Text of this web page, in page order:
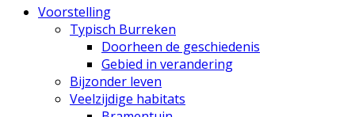
Voorstelling
Typisch Burreken
Doorheen de geschiedenis
Gebied in verandering
Bijzonder leven
Veelzijdige habitats